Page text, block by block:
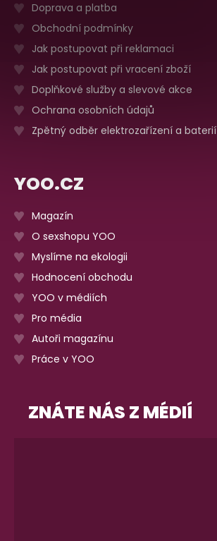
Doprava a platba
Obchodní podmínky
Jak postupovat při reklamaci
Jak postupovat při vracení zboží
Doplňkové služby a slevové akce
Ochrana osobních údajů
Zpětný odběr elektrozařízení a baterií
YOO.CZ
Magazín
O sexshopu YOO
Myslíme na ekologii
Hodnocení obchodu
YOO v médiích
Pro média
Autoři magazínu
Práce v YOO
ZNÁTE NÁS Z MÉDIÍ